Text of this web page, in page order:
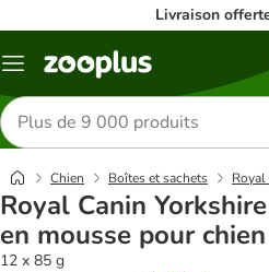
Livraison
Menu
Rechercher
des
produits
Chien Boîtes et sachets Royal
Royal Canin
en mousse pour chien
12 x 85 g